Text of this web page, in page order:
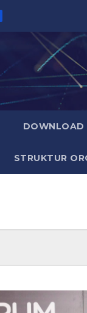
DOWNLOAD
STRUKTUR